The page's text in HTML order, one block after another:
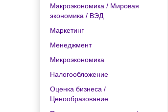
Макроэкономика / Мировая
экономика / ВЭД
Маркетинг
Менеджмент
Микроэкономика
Налогообложение
Оценка бизнеса /
Ценообразование